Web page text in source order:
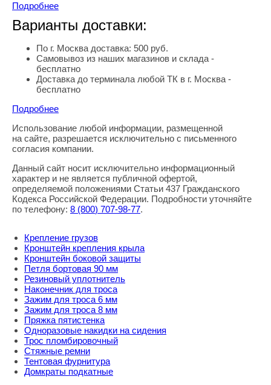
Подробнее
Варианты доставки:
По г. Москва доставка: 500 руб.
Самовывоз из наших магазинов и склада -
бесплатно
Доставка до терминала любой ТК в г. Москва -
бесплатно
Подробнее
Правовая информация
Использование любой информации, размещенной
на сайте, разрешается исключительно с письменного
согласия компании.
Данный сайт носит исключительно информационный
характер и не является публичной офертой,
определяемой положениями Статьи 437 Гражданского
Кодекса Российской Федерации. Подробности уточняйте
по телефону: 8 (800) 707-98-77.
Крепление грузов
Кронштейн крепления крыла
Кронштейн боковой защиты
Петля бортовая 90 мм
Резиновый уплотнитель
Наконечник для троса
Зажим для троса 6 мм
Зажим для троса 8 мм
Пряжка пятистенка
Одноразовые накидки на сидения
Трос пломбировочный
Стяжные ремни
Тентовая фурнитура
Домкраты подкатные